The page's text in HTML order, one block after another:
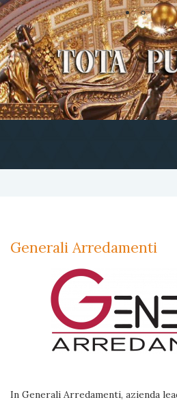
Generali Arredamenti
In Generali Arredamenti, azienda